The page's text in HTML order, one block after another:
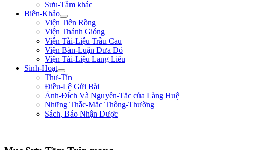
Sưu-Tầm khác
Biên-Khảo
Viện Tiên Rồng
Viện Thánh Gióng
Viện Tài-Liệu Trầu Cau
Viện Bàn-Luận Dưa Đỏ
Viện Tài-Liệu Lang Liêu
Sinh-Hoạt
Thư-Tín
Điều-Lệ Gửi Bài
Ảnh-Đích Và Nguyên-Tắc của Làng Huệ
Những Thắc-Mắc Thông-Thường
Sách, Báo Nhận Được